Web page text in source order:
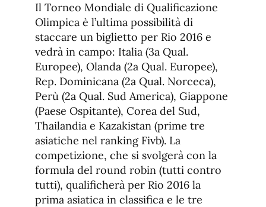
Il Torneo Mondiale di Qualificazione
Olimpica è l’ultima possibilità di
staccare un biglietto per Rio 2016 e
vedrà in campo: Italia (3a Qual.
Europee), Olanda (2a Qual. Europee),
Rep. Dominicana (2a Qual. Norceca),
Perù (2a Qual. Sud America), Giappone
(Paese Ospitante), Corea del Sud,
Thailandia e Kazakistan (prime tre
asiatiche nel ranking Fivb). La
competizione, che si svolgerà con la
formula del round robin (tutti contro
tutti), qualificherà per Rio 2016 la
prima asiatica in classifica e le tre